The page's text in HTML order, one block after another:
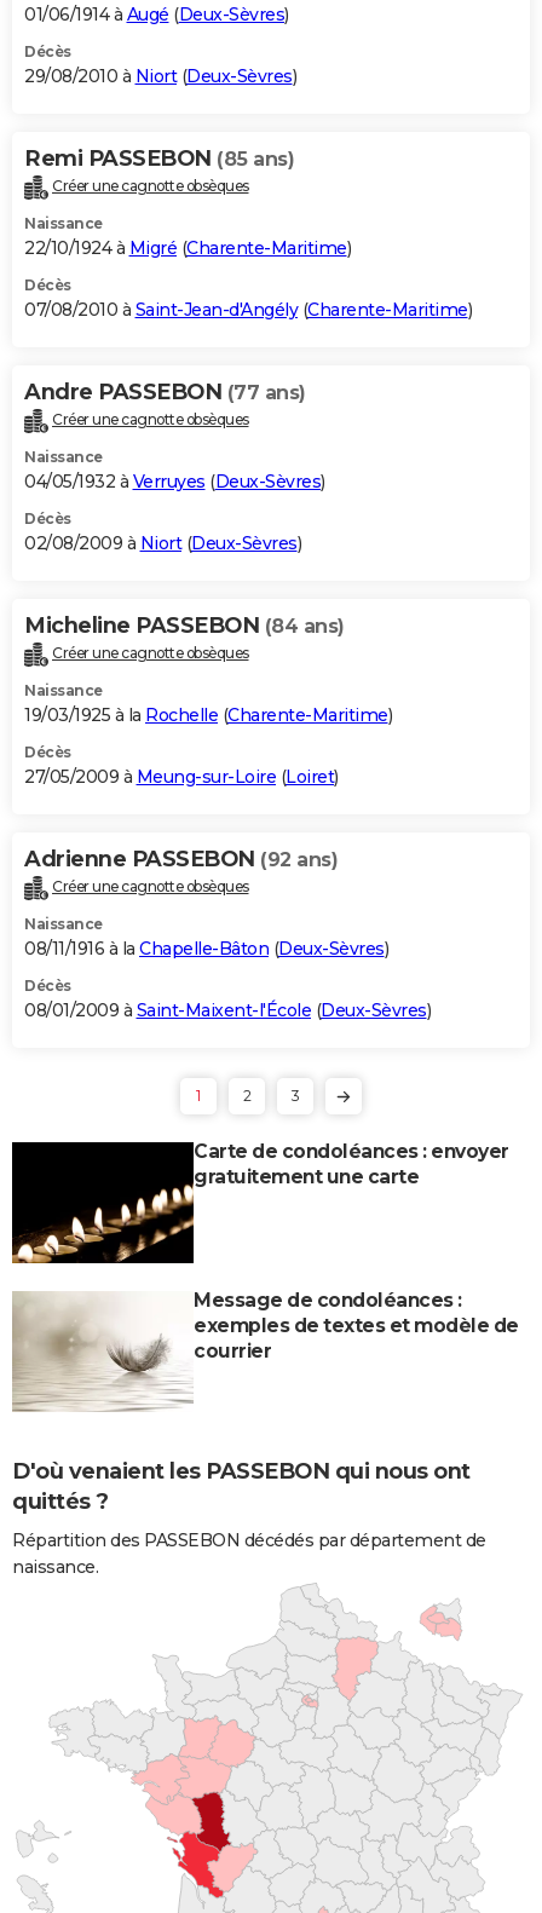
01/06/1914 à Augé (Deux-Sèvres)
Décès
29/08/2010 à Niort(Deux-Sèvres)
Remi PASSEBON (85 ans)
Créer une cagnotte obsèques
Naissance
22/10/1924 à Migré (Charente-Maritime)
Décès
07/08/2010 à Saint-Jean-d'Angély(Charente-Maritime)
Andre PASSEBON (77 ans)
Créer une cagnotte obsèques
Naissance
04/05/1932 à Verruyes (Deux-Sèvres)
Décès
02/08/2009 à Niort(Deux-Sèvres)
Micheline PASSEBON (84 ans)
Créer une cagnotte obsèques
Naissance
19/03/1925 à la Rochelle (Charente-Maritime)
Décès
27/05/2009 à Meung-sur-Loire (Loiret)
Adrienne PASSEBON (92 ans)
Créer une cagnotte obsèques
Naissance
08/11/1916 à la Chapelle-Bâton (Deux-Sèvres)
Décès
08/01/2009 à Saint-Maixent-l'École (Deux-Sèvres)
1 2 3
Carte de condoléances : envoyer
gratuitement une carte
Message de condoléances :
exemples de textes et modèle de
courrier
D'où venaient les PASSEBON qui nous ont
quittés ?
Répartition des PASSEBON décédés par département de
naissance.